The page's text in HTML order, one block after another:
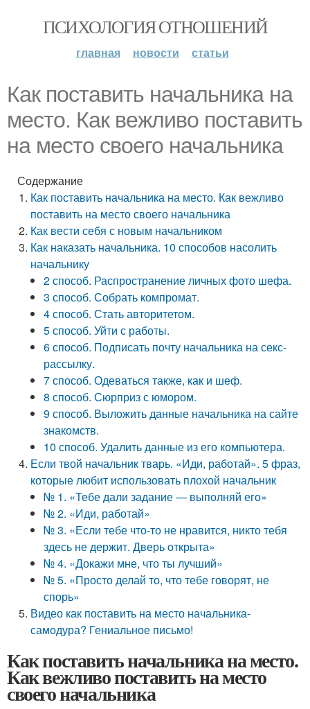
ПСИХОЛОГИЯ ОТНОШЕНИЙ
главная новости статьи
Как поставить начальника на
место. Как вежливо поставить
на место своего начальника
Содержание
Как поставить начальника на место. Как вежливо
поставить на место своего начальника
Как вести себя с новым начальником
Как наказать начальника. 10 способов насолить
начальнику
2 способ. Распространение личных фото шефа.
3 способ. Собрать компромат.
4 способ. Стать авторитетом.
5 способ. Уйти с работы.
6 способ. Подписать почту начальника на секс-
рассылку.
7 способ. Одеваться также, как и шеф.
8 способ. Сюрприз с юмором.
9 способ. Выложить данные начальника на сайте
знакомств.
10 способ. Удалить данные из его компьютера.
Если твой начальник тварь. «Иди, работай». 5 фраз,
которые любит использовать плохой начальник
№ 1. «Тебе дали задание — выполняй его»
№ 2. «Иди, работай»
№ 3. «Если тебе что-то не нравится, никто тебя
здесь не держит. Дверь открыта»
№ 4. «Докажи мне, что ты лучший»
№ 5. «Просто делай то, что тебе говорят, не
спорь»
Видео как поставить на место начальника-
самодура? Гениальное письмо!
Как поставить начальника на место.
Как вежливо поставить на место
своего начальника